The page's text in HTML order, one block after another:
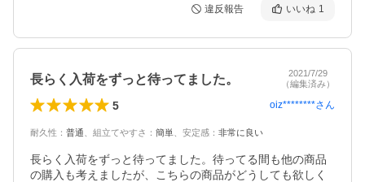
違反報告 いいね 1
長らく入荷をずっと待ってました。
2021/7/29
（編集済み）
5 oiz********さん
耐久性 ： 普通 組立てやすさ ： 簡単 安定感 ： 非常に良い
長らく入荷をずっと待ってました。待ってる間も他の商品
の購入も考えましたが、こちらの商品がどうしても欲しく